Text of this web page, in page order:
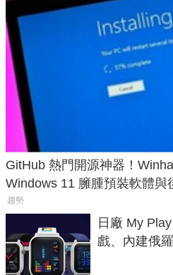
GitHub 熱門開源神器！
Windows 11 臃腫預裝軟體與
趨勢
日廠 My
戲、內建俄